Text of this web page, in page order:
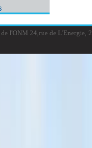
de l'ONM 24,rue de L'Energie,